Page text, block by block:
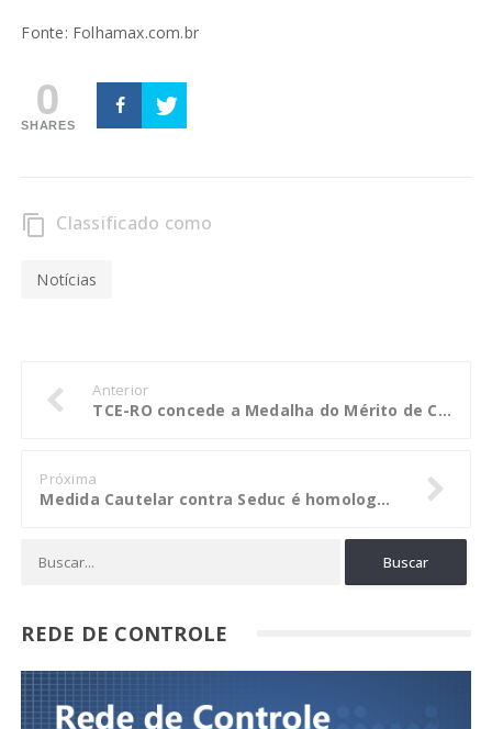
Fonte: Folhamax.com.br
0
SHARES
content_copy Classificado como
Notícias
Anterior
TCE-RO concede a Medalha do Mérito de Contas ao presidente da Atricon
Próxima
Medida Cautelar contra Seduc é homologada pelo pleno do TCE
REDE DE CONTROLE